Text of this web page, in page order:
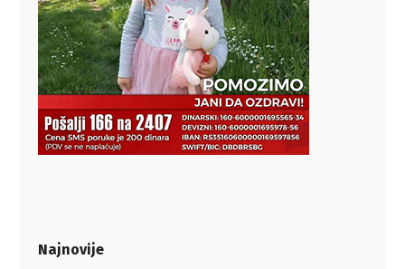
Najnovije